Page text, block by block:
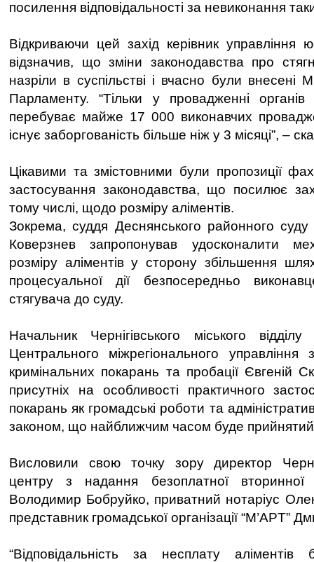
посилення відповідальності за невиконання
Відкриваючи цей захід керівник управління
відзначив, що зміни законодавства про
назріли в суспільстві і вчасно були внесені
Парламенту. “Тільки у провадженні
перебуває майже 17 000 виконавчих
існує заборгованість більше ніж у 3 місяці”, –
Цікавими та змістовними були пропозиції
застосування законодавства, що посилює
тому числі, щодо розміру аліментів.
Зокрема, суддя Деснянського районного
Коверзнев запропонував удосконалити
розміру аліментів у сторону збільшення
процесуальної дії безпосередньо
стягувача до суду.
Начальник Чернігівського міського
Центрального міжрегіонального
кримінальних покарань та пробації Євгеній
присутніх на особливості практичного
покарань як громадські роботи та
законом, що найближчим часом буде
Висловили свою точку зору директор
центру з надання безоплатної вторинної
Володимир Бобруйко, приватний нотаріус
представник громадської організації “M’APT”
“Відповідальність за несплату